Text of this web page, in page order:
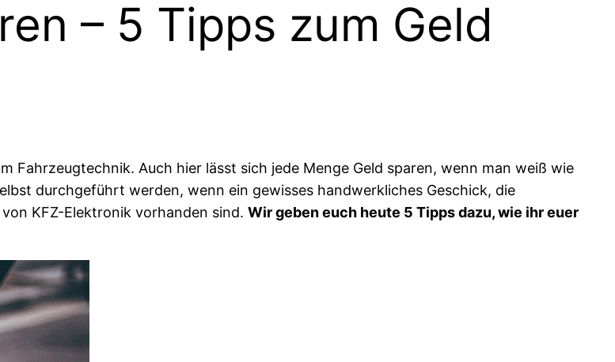
– 5 Tipps zum Geld
Fahrzeugtechnik. Auch hier lässt sich jede Menge Geld sparen, wenn man weiß wie
durchgeführt werden, wenn ein gewisses handwerkliches Geschick, die
KFZ-Elektronik vorhanden sind. Wir geben euch heute 5 Tipps dazu, wie ihr euer